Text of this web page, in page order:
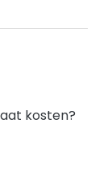
kosten?